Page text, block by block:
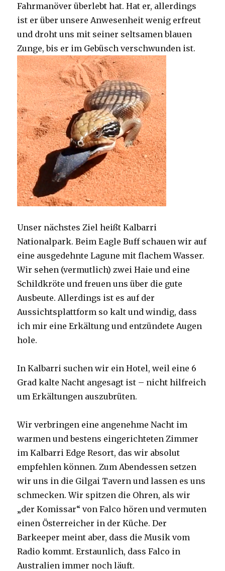
Fahrmanöver überlebt hat. Hat er, allerdings
ist er über unsere Anwesenheit wenig erfreut
und droht uns mit seiner seltsamen blauen
Zunge, bis er im Gebüsch verschwunden ist.
Unser nächstes Ziel heißt Kalbarri
Nationalpark. Beim Eagle Buff schauen wir auf
eine ausgedehnte Lagune mit flachem Wasser.
Wir sehen (vermutlich) zwei Haie und eine
Schildkröte und freuen uns über die gute
Ausbeute. Allerdings ist es auf der
Aussichtsplattform so kalt und windig, dass
ich mir eine Erkältung und entzündete Augen
hole.
In Kalbarri suchen wir ein Hotel, weil eine 6
Grad kalte Nacht angesagt ist – nicht hilfreich
um Erkältungen auszubrüten.
Wir verbringen eine angenehme Nacht im
warmen und bestens eingerichteten Zimmer
im Kalbarri Edge Resort, das wir absolut
empfehlen können. Zum Abendessen setzen
wir uns in die Gilgai Tavern und lassen es uns
schmecken. Wir spitzen die Ohren, als wir
„der Komissar“ von Falco hören und vermuten
einen Österreicher in der Küche. Der
Barkeeper meint aber, dass die Musik vom
Radio kommt. Erstaunlich, dass Falco in
Australien immer noch läuft.